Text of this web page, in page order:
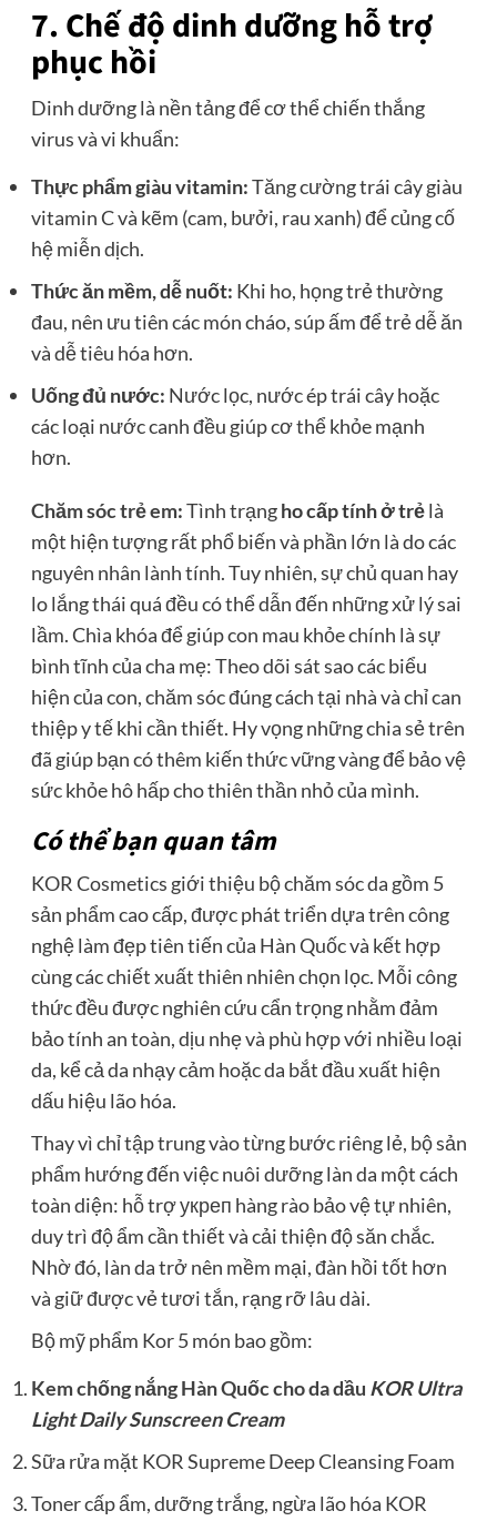
7. Chế độ dinh dưỡng hỗ trợ
phục hồi
Dinh dưỡng là nền tảng để cơ thể chiến thắng
virus và vi khuẩn:
Thực phẩm giàu vitamin:Tăng cường trái cây giàu
vitamin C và kẽm (cam, bưởi, rau xanh) để củng cố
hệ miễn dịch.
Thức ăn mềm, dễ nuốt: Khi ho, họng trẻ thường
đau, nên ưu tiên các món cháo, súp ấm để trẻ dễ ăn
và dễ tiêu hóa hơn.
Uống đủ nước: Nước lọc, nước ép trái cây hoặc
các loại nước canh đều giúp cơ thể khỏe mạnh
hơn.
Chăm sóc trẻ em:Tình trạngho cấp tính ở trẻlà
một hiện tượng rất phổ biến và phần lớn là do các
nguyên nhân lành tính. Tuy nhiên, sự chủ quan hay
lo lắng thái quá đều có thể dẫn đến những xử lý sai
lầm. Chìa khóa để giúp con mau khỏe chính là sự
bình tĩnh của cha mẹ: Theo dõi sát sao các biểu
hiện của con, chăm sóc đúng cách tại nhà và chỉ can
thiệp y tế khi cần thiết. Hy vọng những chia sẻ trên
đã giúp bạn có thêm kiến thức vững vàng để bảo vệ
sức khỏe hô hấp cho thiên thần nhỏ của mình.
Có thể bạn quan tâm
KOR Cosmetics giới thiệu bộ chăm sóc da gồm 5
sản phẩm cao cấp, được phát triển dựa trên công
nghệ làm đẹp tiên tiến của Hàn Quốc và kết hợp
cùng các chiết xuất thiên nhiên chọn lọc. Mỗi công
thức đều được nghiên cứu cẩn trọng nhằm đảm
bảo tính an toàn, dịu nhẹ và phù hợp với nhiều loại
da, kể cả da nhạy cảm hoặc da bắt đầu xuất hiện
dấu hiệu lão hóa.
Thay vì chỉ tập trung vào từng bước riêng lẻ, bộ sản
phẩm hướng đến việc nuôi dưỡng làn da một cách
toàn diện: hỗ trợ укреп hàng rào bảo vệ tự nhiên,
duy trì độ ẩm cần thiết và cải thiện độ săn chắc.
Nhờ đó, làn da trở nên mềm mại, đàn hồi tốt hơn
và giữ được vẻ tươi tắn, rạng rỡ lâu dài.
Bộ mỹ phẩm Kor 5 món bao gồm:
Kem chống nắng Hàn Quốc cho da dầu KOR Ultra
Light Daily Sunscreen Cream
Sữa rửa mặt KOR Supreme Deep Cleansing Foam
Toner cấp ẩm, dưỡng trắng, ngừa lão hóa KOR